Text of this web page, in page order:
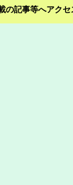
の記事等へアク